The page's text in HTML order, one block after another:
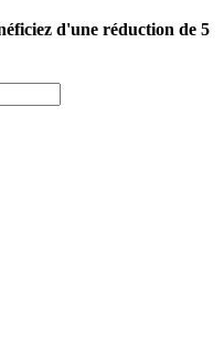
d'une réduction de 5